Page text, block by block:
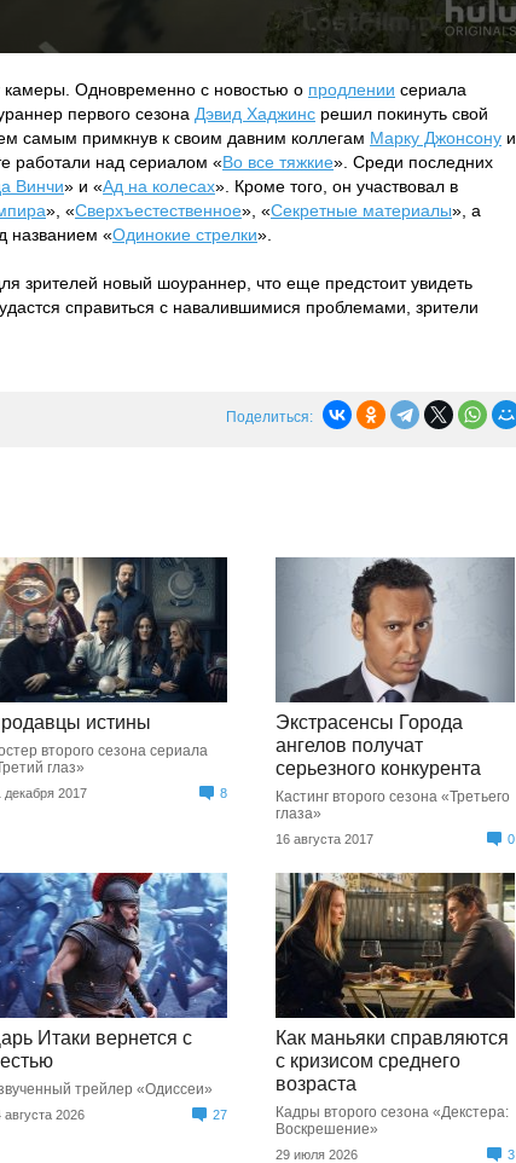
камеры. Одновременно с новостью о продлении сериала
первого сезона Дэвид Хаджинс решил покинуть свой
самым примкнув к своим давним коллегам Марку Джонсону и
работали над сериалом «Во все тяжкие». Среди последних
Винчи» и «Ад на колесах». Кроме того, он участвовал в
», «Сверхъестественное», «Секретные материалы», а
названием «Одинокие стрелки».
зрителей новый шоураннер, что еще предстоит увидеть
справиться с навалившимися проблемами, зрители
Поделиться:
истины
второго сезона сериала
глаз»
декабря 2017 8
Экстрасенсы Города
ангелов получат
серьезного конкурента
Кастинг второго сезона «Третьего
глаза»
16 августа 2017 0
Итаки вернется с
трейлер «Одиссеи»
августа 2026 27
Как маньяки справляются
с кризисом среднего
возраста
Кадры второго сезона «Декстера:
Воскрешение»
29 июля 2026 3